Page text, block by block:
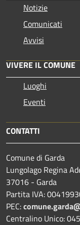
Notizie
Comunicati
Avvisi
VIVERE IL COMUNE
Luoghi
Eventi
CONTATTI
Comune di Garda
Lungolago Regina
37016 - Garda
Partita IVA:
PEC:
Centralino Unico: